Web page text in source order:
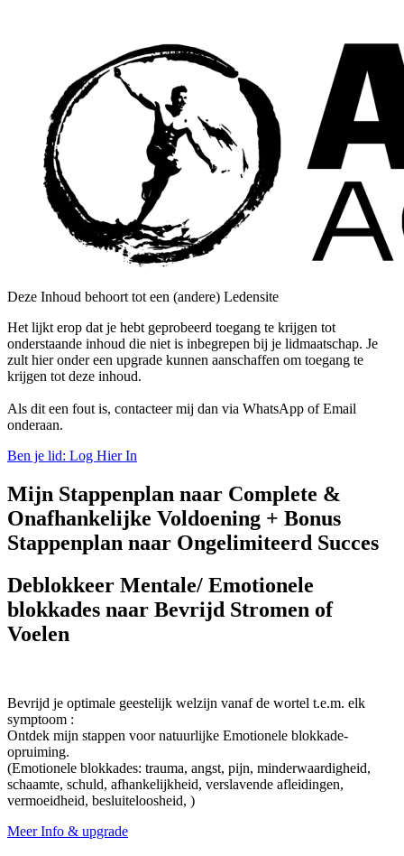
Deze Inhoud behoort tot een (andere) Ledensite
Het lijkt erop dat je hebt geprobeerd toegang te krijgen tot
onderstaande inhoud die niet is inbegrepen bij je lidmaatschap. Je
zult hier onder een upgrade kunnen aanschaffen om toegang te
krijgen tot deze inhoud.
Als dit een fout is, contacteer mij dan via WhatsApp of Email
onderaan.
Ben je lid: Log Hier In
Mijn Stappenplan naar Complete &
Onafhankelijke Voldoening + Bonus
Stappenplan naar Ongelimiteerd Succes
Deblokkeer Mentale/ Emotionele
blokkades naar Bevrijd Stromen of
Voelen
Bevrijd je optimale geestelijk welzijn vanaf de wortel t.e.m. elk
symptoom :
Ontdek mijn stappen voor natuurlijke Emotionele blokkade-
opruiming.
(Emotionele blokkades: trauma, angst, pijn, minderwaardigheid,
schaamte, schuld, afhankelijkheid, verslavende afleidingen,
vermoeidheid, besluiteloosheid, )
Meer Info & upgrade